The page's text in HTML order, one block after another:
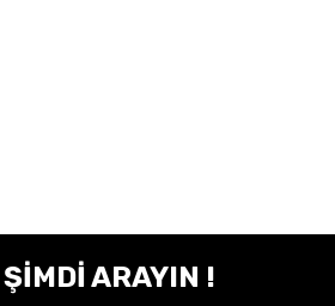
ŞİMDİ ARAYIN !